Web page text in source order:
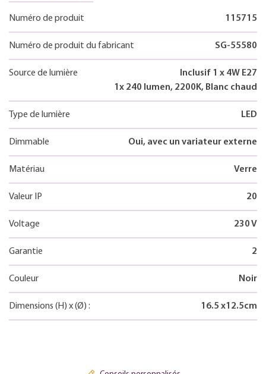
Numéro de produit 115715
Numéro de produit du fabricant SG-55580
Source de lumière
Inclusif 1 x 4W E27
1x 240 lumen, 2200K, Blanc chaud
Type de lumière LED
Dimmable Oui, avec un variateur externe
Matériau Verre
Valeur IP 20
Voltage 230 V
Garantie 2
Couleur Noir
Dimensions (H) x(Ø) : 16.5 x12.5cm